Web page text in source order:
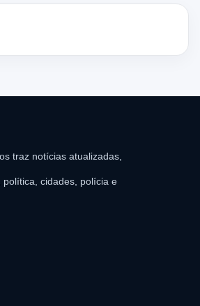
traz notícias atualizadas,
cidades, polícia e